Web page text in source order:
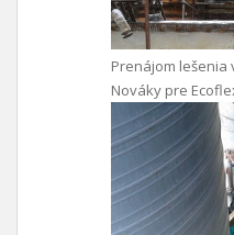
Prenájom lešenia
Nováky pre